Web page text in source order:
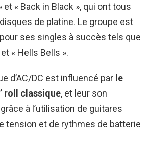
et « Back in Black », qui ont tous
de platine. Le groupe est
ses singles à succès tels que
« Hells Bells ».
d’AC/DC est influencé par le
roll classique, et leur son
à l’utilisation de guitares
tension et de rythmes de batterie